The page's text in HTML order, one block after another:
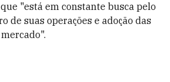
"está em constante busca pelo
de suas operações e adoção das